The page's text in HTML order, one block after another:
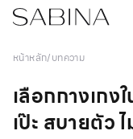
หน้าหลัก/บทความ
เลือกกางเกง
เป๊ะ สบายตัว